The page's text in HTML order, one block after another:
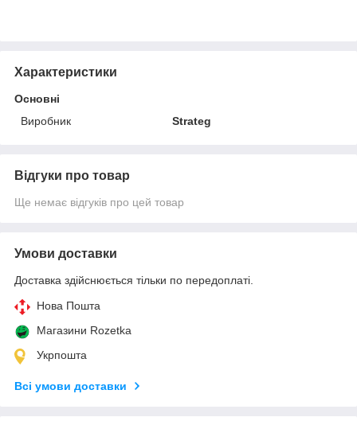
Характеристики
Основні
Виробник
Strateg
Відгуки про товар
Ще немає відгуків про цей товар
Умови доставки
Доставка здійснюється тільки по передоплаті.
Нова Пошта
Магазини Rozetka
Укрпошта
Всі умови доставки